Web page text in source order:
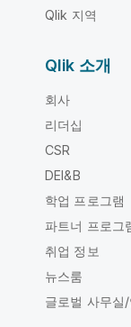
Qlik 지역
Qlik 소개
회사
리더십
CSR
DEI&B
학업 프로그램
파트너 프로그
취업 정보
뉴스룸
글로벌 사무실